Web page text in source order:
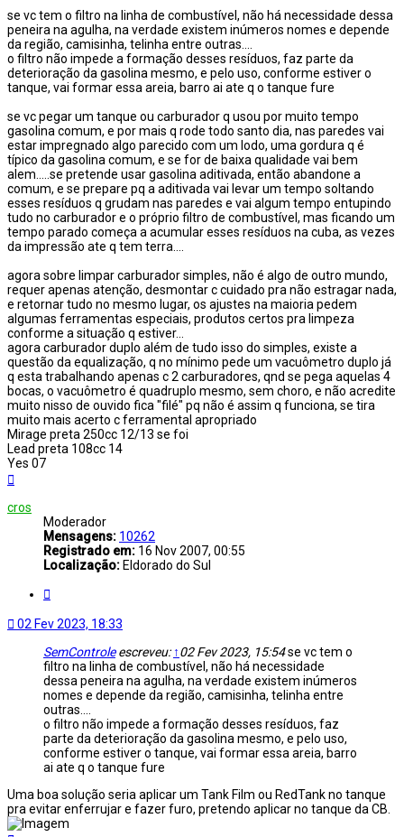
se vc tem o filtro na linha de combustível, não há necessidade dessa
peneira na agulha, na verdade existem inúmeros nomes e depende
da região, camisinha, telinha entre outras....
o filtro não impede a formação desses resíduos, faz parte da
deterioração da gasolina mesmo, e pelo uso, conforme estiver o
tanque, vai formar essa areia, barro ai ate q o tanque fure
se vc pegar um tanque ou carburador q usou por muito tempo
gasolina comum, e por mais q rode todo santo dia, nas paredes vai
estar impregnado algo parecido com um lodo, uma gordura q é
típico da gasolina comum, e se for de baixa qualidade vai bem
alem.....se pretende usar gasolina aditivada, então abandone a
comum, e se prepare pq a aditivada vai levar um tempo soltando
esses resíduos q grudam nas paredes e vai algum tempo entupindo
tudo no carburador e o próprio filtro de combustível, mas ficando um
tempo parado começa a acumular esses resíduos na cuba, as vezes
da impressão ate q tem terra....
agora sobre limpar carburador simples, não é algo de outro mundo,
requer apenas atenção, desmontar c cuidado pra não estragar nada,
e retornar tudo no mesmo lugar, os ajustes na maioria pedem
algumas ferramentas especiais, produtos certos pra limpeza
conforme a situação q estiver...
agora carburador duplo além de tudo isso do simples, existe a
questão da equalização, q no mínimo pede um vacuômetro duplo já
q esta trabalhando apenas c 2 carburadores, qnd se pega aquelas 4
bocas, o vacuômetro é quadruplo mesmo, sem choro, e não acredite
muito nisso de ouvido fica "filé" pq não é assim q funciona, se tira
muito mais acerto c ferramental apropriado
Mirage preta 250cc 12/13 se foi
Lead preta 108cc 14
Yes 07
topo
cros
Moderador
Mensagens: 10262
Registrado em: 16 Nov 2007, 00:55
Localização: Eldorado do Sul
02 Fev 2023, 18:33
SemControleescreveu: ↑02 Fev 2023, 15:54se vc tem o
filtro na linha de combustível, não há necessidade
dessa peneira na agulha, na verdade existem inúmeros
nomes e depende da região, camisinha, telinha entre
outras....
o filtro não impede a formação desses resíduos, faz
parte da deterioração da gasolina mesmo, e pelo uso,
conforme estiver o tanque, vai formar essa areia, barro
ai ate q o tanque fure
Uma boa solução seria aplicar um Tank Film ou RedTank no tanque
pra evitar enferrujar e fazer furo, pretendo aplicar no tanque da CB.